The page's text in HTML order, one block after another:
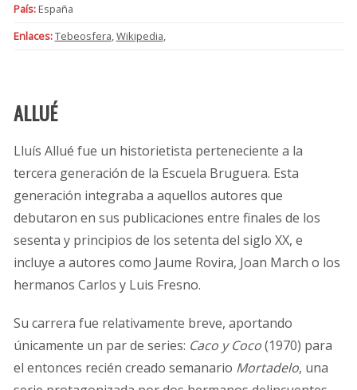
País:España
Enlaces:Tebeosfera Wikipedia
ALLUÉ
Lluís Allué fue un historietista perteneciente a la
tercera generación de la Escuela Bruguera. Esta
generación integraba a aquellos autores que
debutaron en sus publicaciones entre finales de los
sesenta y principios de los setenta del siglo XX, e
incluye a autores como Jaume Rovira, Joan March o los
hermanos Carlos y Luis Fresno.
Su carrera fue relativamente breve, aportando
únicamente un par de series: Caco y Coco(1970) para
el entonces recién creado semanario Mortadelo, una